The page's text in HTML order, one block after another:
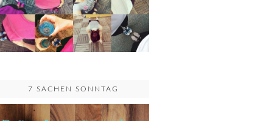
7 SACHEN SONNTAG